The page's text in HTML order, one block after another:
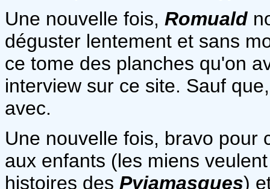
Une nouvelle fois, Romuald
déguster lentement et sans
ce tome des planches qu'on
interview sur ce site. Sauf
avec.
Une nouvelle fois, bravo pour
aux enfants (les miens
histoires des Pyjamasques)